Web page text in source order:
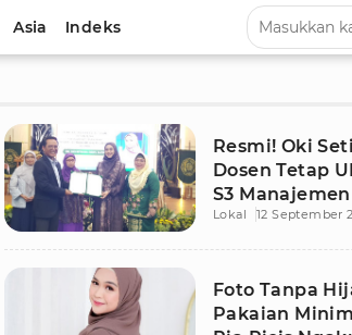
Asia Indeks
Resmi! Oki
Dosen Tetap
S3
Islam
Lokal 12 September
Foto Tanpa
Pakaian